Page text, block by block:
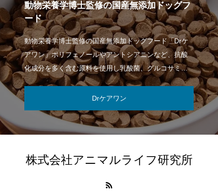
動物栄養学博士監修の国産無添加ドッグフ
ード
動物栄養学博士監修の国産無添加ドッグフード「Drケ
アワン」ポリフェノールやアントシアニンなど、抗酸
化成分を多く含む原料を使用し乳酸菌、グルコサミ
ン・コンドロイチンを配合した、成犬用総合栄養
Drケアワン
株式会社アニマルライフ研究所